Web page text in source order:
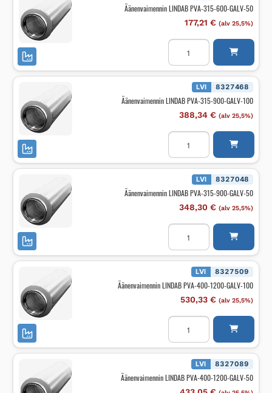
määrä
Äänenvaimennin LINDAB PVA-315-600-GALV-50
177,21 € (alv 25,5%)
Äänenvaimennin
LINDAB
315-
600-
määrä
LVI 8327468
Äänenvaimennin LINDAB PVA-315-900-GALV-100
388,34 € (alv 25,5%)
Äänenvaimennin
LINDAB
315-
900-
määrä
LVI 8327048
Äänenvaimennin LINDAB PVA-315-900-GALV-50
348,30 € (alv 25,5%)
Äänenvaimennin
LINDAB
315-
900-
GALV-
määrä
LVI 8327509
Äänenvaimennin LINDAB PVA-400-1200-GALV-100
530,33 € (alv 25,5%)
Äänenvaimennin
LINDAB
400-
1200-
GALV-
määrä
LVI 8327089
Äänenvaimennin LINDAB PVA-400-1200-GALV-50